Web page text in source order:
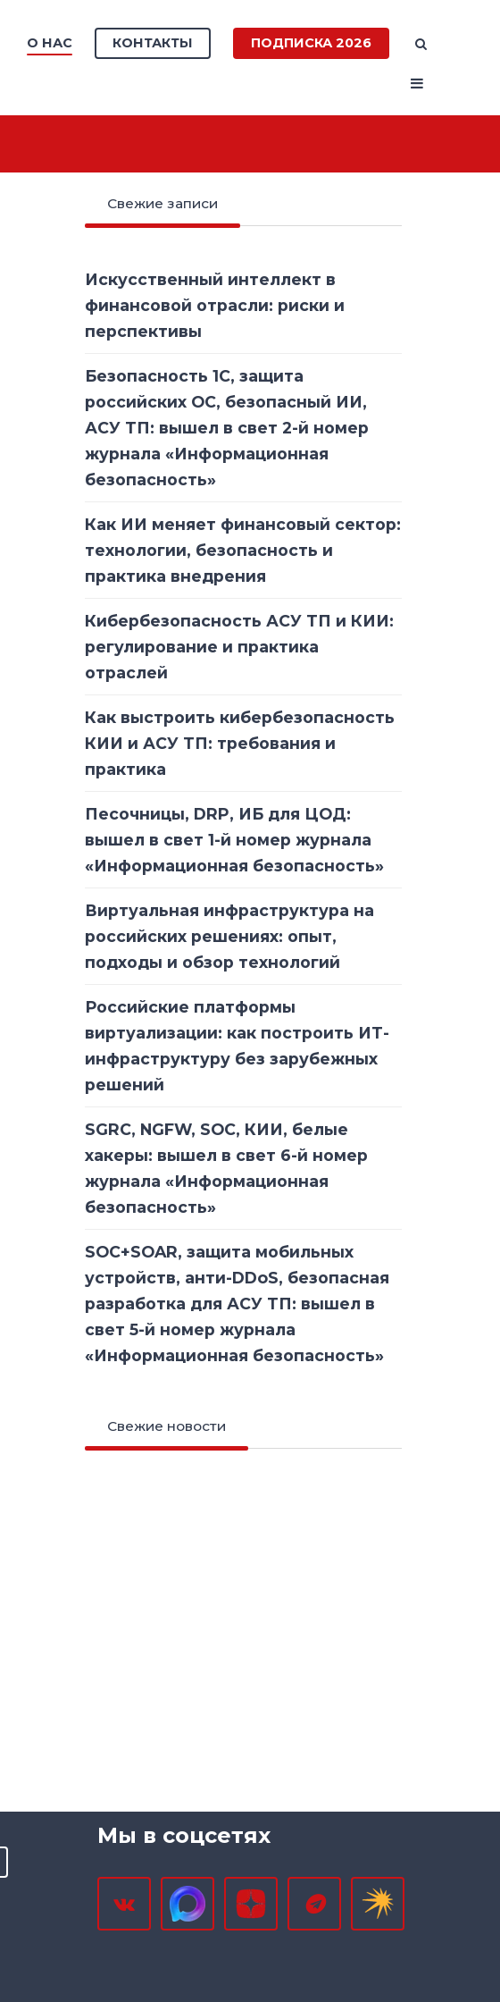
О НАС КОНТАКТЫ ПОДПИСКА 2026
Свежие записи
Искусственный интеллект в
финансовой отрасли: риски и
перспективы
Безопасность 1С, защита
российских ОС, безопасный ИИ,
АСУ ТП: вышел в свет 2-й номер
журнала «Информационная
безопасность»
Как ИИ меняет финансовый сектор:
технологии, безопасность и
практика внедрения
Кибербезопасность АСУ ТП и КИИ:
регулирование и практика
отраслей
Как выстроить кибербезопасность
КИИ и АСУ ТП: требования и
практика
Песочницы, DRP, ИБ для ЦОД:
вышел в свет 1-й номер журнала
«Информационная безопасность»
Виртуальная инфраструктура на
российских решениях: опыт,
подходы и обзор технологий
Российские платформы
виртуализации: как построить ИТ-
инфраструктуру без зарубежных
решений
SGRC, NGFW, SOC, КИИ, белые
хакеры: вышел в свет 6-й номер
журнала «Информационная
безопасность»
SOC+SOAR, защита мобильных
устройств, анти-DDoS, безопасная
разработка для АСУ ТП: вышел в
свет 5-й номер журнала
«Информационная безопасность»
Свежие новости
Мы в соцсетях